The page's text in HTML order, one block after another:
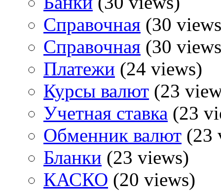
Справочная (30
Справочная (30
Платежи (24 views)
Курсы валют (23
Учетная ставка (23
Обменник валют (23
Бланки (23 views)
КАСКО (20 views)